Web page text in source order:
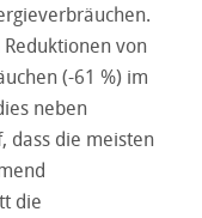
von
(-61 %) im
neben
dass die meisten
die